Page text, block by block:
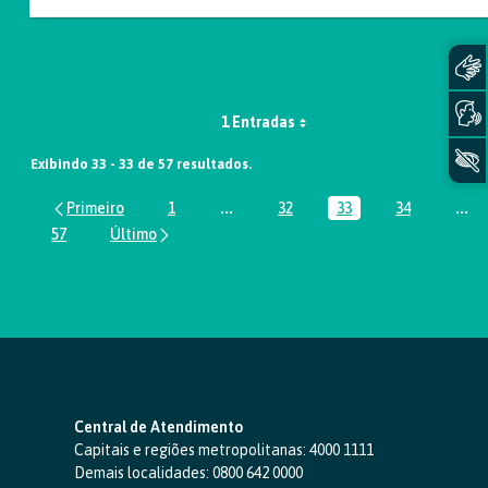
1 Entradas
Exibindo 33 - 33 de 57 resultados.
Página
1 ...Páginas intermediárias Usar ABA
Página
32 Página
33 Página
34 ...
Página
57
Central de Atendimento
Capitais e regiões metropolitanas: 4000 1111
Demais localidades: 0800 642 0000